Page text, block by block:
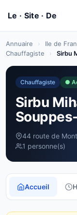
Annuaire › Ile de
Chauffagiste
› Sirbu
Chauffagiste ●
Sirbu
44 route de
1 personne(s)
Accueil